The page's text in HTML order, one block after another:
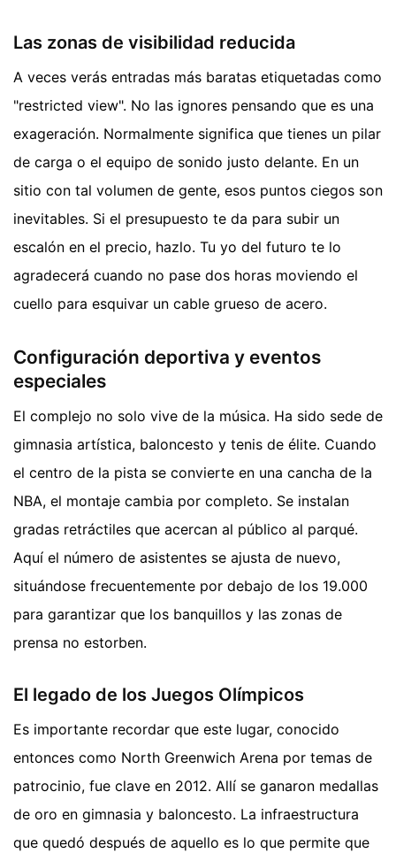
Las zonas de visibilidad reducida
A veces verás entradas más baratas etiquetadas como
"restricted view". No las ignores pensando que es una
exageración. Normalmente significa que tienes un pilar
de carga o el equipo de sonido justo delante. En un
sitio con tal volumen de gente, esos puntos ciegos son
inevitables. Si el presupuesto te da para subir un
escalón en el precio, hazlo. Tu yo del futuro te lo
agradecerá cuando no pase dos horas moviendo el
cuello para esquivar un cable grueso de acero.
Configuración deportiva y eventos
especiales
El complejo no solo vive de la música. Ha sido sede de
gimnasia artística, baloncesto y tenis de élite. Cuando
el centro de la pista se convierte en una cancha de la
NBA, el montaje cambia por completo. Se instalan
gradas retráctiles que acercan al público al parqué.
Aquí el número de asistentes se ajusta de nuevo,
situándose frecuentemente por debajo de los 19.000
para garantizar que los banquillos y las zonas de
prensa no estorben.
El legado de los Juegos Olímpicos
Es importante recordar que este lugar, conocido
entonces como North Greenwich Arena por temas de
patrocinio, fue clave en 2012. Allí se ganaron medallas
de oro en gimnasia y baloncesto. La infraestructura
que quedó después de aquello es lo que permite que